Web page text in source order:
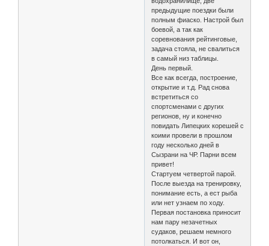
предыдущие поездки были
полным фиаско. Настрой был
боевой, а так как
соревнования рейтинговые,
задача стояла, не свалиться
в самый низ таблицы.
День первый.
Все как всегда, построение,
открытие и т.д. Рад снова
встретиться со
спортсменами с других
регионов, ну и конечно
повидать Липецких корешей с
коими провели в прошлом
году несколько дней в
Сызрани на ЧР. Парни всем
привет!
Стартуем четвертой парой.
После выезда на тренировку,
понимание есть, а ест рыба
или нет узнаем по ходу.
Первая постановка приносит
нам пару незачетных
судаков, решаем немного
потолкаться. И вот он,